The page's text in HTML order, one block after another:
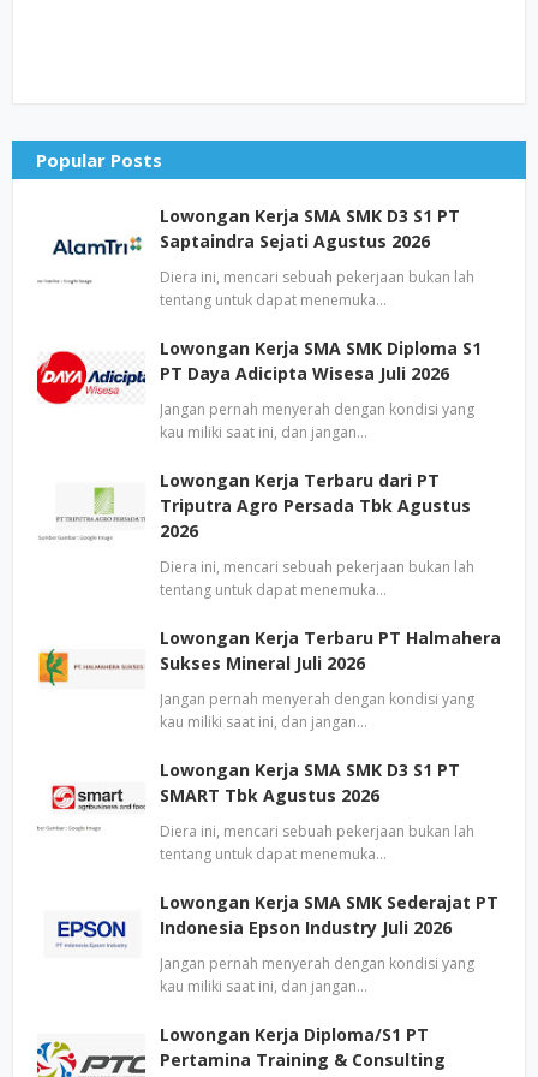
Popular Posts
Lowongan Kerja SMA SMK D3 S1 PT
Saptaindra Sejati Agustus 2026
Diera ini, mencari sebuah pekerjaan bukan lah
tentang untuk dapat menemuka…
Lowongan Kerja SMA SMK Diploma S1
PT Daya Adicipta Wisesa Juli 2026
Jangan pernah menyerah dengan kondisi yang
kau miliki saat ini, dan jangan…
Lowongan Kerja Terbaru dari PT
Triputra Agro Persada Tbk Agustus
2026
Diera ini, mencari sebuah pekerjaan bukan lah
tentang untuk dapat menemuka…
Lowongan Kerja Terbaru PT Halmahera
Sukses Mineral Juli 2026
Jangan pernah menyerah dengan kondisi yang
kau miliki saat ini, dan jangan…
Lowongan Kerja SMA SMK D3 S1 PT
SMART Tbk Agustus 2026
Diera ini, mencari sebuah pekerjaan bukan lah
tentang untuk dapat menemuka…
Lowongan Kerja SMA SMK Sederajat PT
Indonesia Epson Industry Juli 2026
Jangan pernah menyerah dengan kondisi yang
kau miliki saat ini, dan jangan…
Lowongan Kerja Diploma/S1 PT
Pertamina Training & Consulting